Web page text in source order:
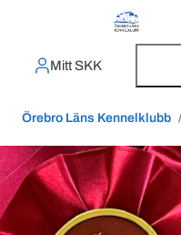
Mitt SKK
Örebro Läns Kennelklubb